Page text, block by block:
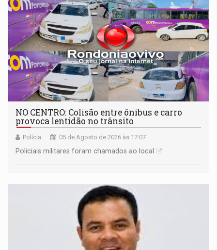
NO CENTRO: Colisão entre ônibus e carro
provoca lentidão no trânsito
Polícia 05 de Agosto de 2026 às 17:07
Policiais militares foram chamados ao local